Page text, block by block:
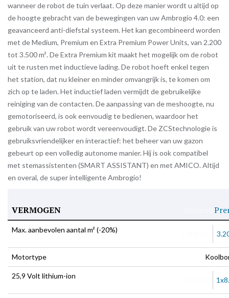
wanneer de robot de tuin verlaat. Op deze manier wordt u altijd op
de hoogte gebracht van de bewegingen van uw Ambrogio 4.0: een
geavanceerd anti-diefstal systeem. Het kan gecombineerd worden
met de Medium, Premium en Extra Premium Power Units, van 2.200
tot 3.500 m². De Extra Premium kit maakt het mogelijk om de robot
uit te rusten met inductieve lading. De robot hoeft enkel tegen
het station, dat nu kleiner en minder omvangrijk is, te komen om
zich op te laden. Het inductief laden vermijdt de gebruikelijke
reiniging van de contacten. De aanpassing van de meshoogte, nu
gemotoriseerd, is ook eenvoudig te bedienen, waardoor het
gebruik van uw robot wordt vereenvoudigt. De ZCStechnologie is
gebruiksvriendelijker en interactief: het beheer van uw gazon
gebeurt op een volledig autonome manier. Hij is ook compatibel
met stemassistenten (SMART ASSISTANT) en met AMICO. Altijd
en overal, de super intelligente Ambrogio!
VERMOGEN
Max. aanbevolen aantal m² (-20%)
Motortype
25,9 Volt lithium-ion